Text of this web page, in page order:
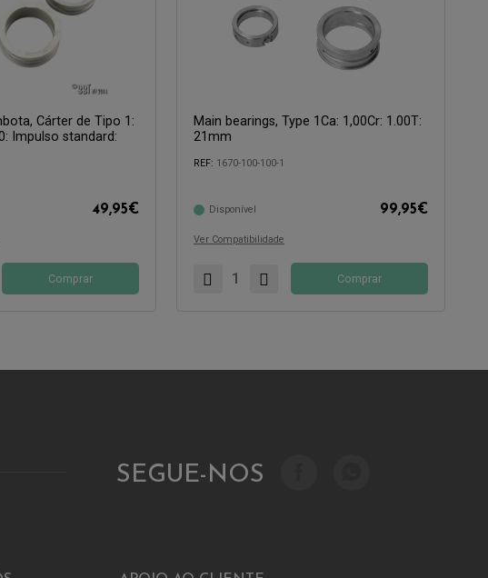
Cárter de Tipo 1:
Impulso standard:
49,95€
Comprar
Main bearings, Type 1Ca: 1,00Cr: 1.00T:
21mm
REF: 1670-100-100-1
Disponível 99,95€
Ver Compatibilidade
Comprar
SEGUE-NOS